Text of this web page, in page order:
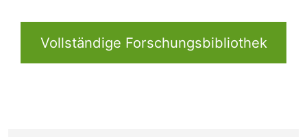
Vollständige Forschungsbibliothek